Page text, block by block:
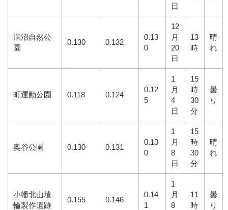
日
涸沼自然公
園
0.130 0.132
0.13
0
12
月
20
日
13
時
晴
れ
町運動公園 0.118 0.124
0.12
5
1
月
4
日
15
時
30
分
曇
り
奥谷公園 0.130 0.131
0.13
0
1
月
8
日
15
時
30
分
晴
れ
小幡北山埴
輪製作遺跡
0.155 0.146
0.14
1
1
月
8
11
時
曇
り